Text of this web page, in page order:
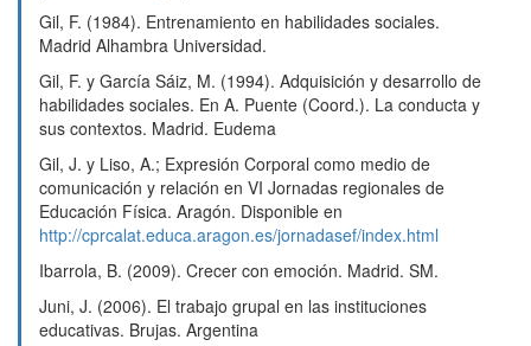
Gil, F. (1984). Entrenamiento en habilidades sociales.
Madrid Alhambra Universidad.
Gil, F. y García Sáiz, M. (1994). Adquisición y desarrollo de
habilidades sociales. En A. Puente (Coord.). La conducta y
sus contextos. Madrid. Eudema
Gil, J. y Liso, A.; Expresión Corporal como medio de
comunicación y relación en VI Jornadas regionales de
Educación Física. Aragón. Disponible en
http://cprcalat.educa.aragon.es/jornadasef/index.html
Ibarrola, B. (2009). Crecer con emoción. Madrid. SM.
Juni, J. (2006). El trabajo grupal en las instituciones
educativas. Brujas. Argentina